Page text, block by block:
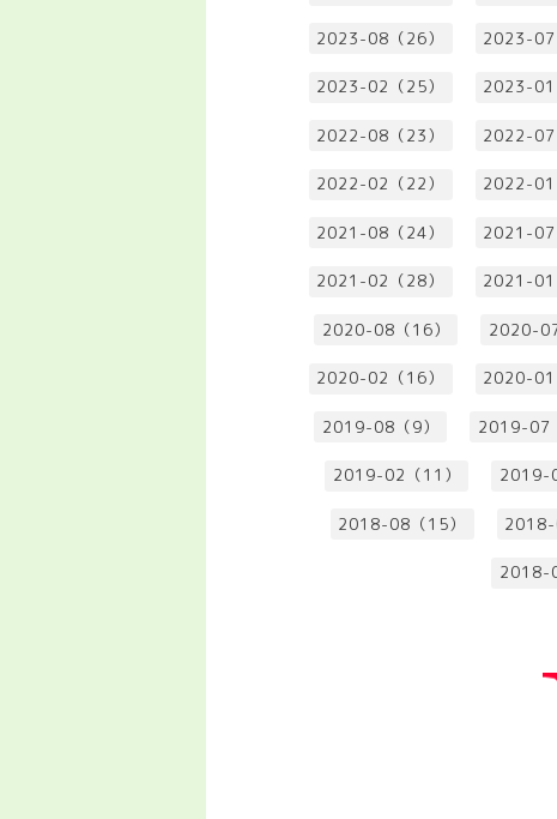
2023-08（26） 2023-07
2023-02（25） 2023-01
2022-08（23） 2022-07
2022-02（22） 2022-01
2021-08（24） 2021-07
2021-02（28） 2021-01
2020-08（16） 2020-
2020-02（16） 2020-01
2019-08（9） 2019-07
2019-02（11） 2019-
2018-08（15） 2018-
2018-